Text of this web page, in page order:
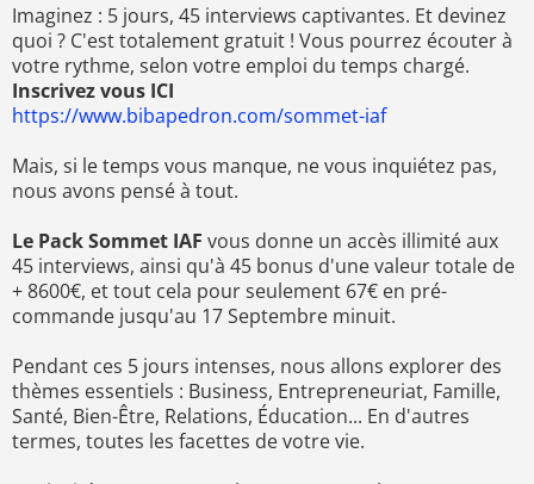
Imaginez : 5 jours, 45 interviews captivantes. Et devinez
quoi ? C'est totalement gratuit ! Vous pourrez écouter à
votre rythme, selon votre emploi du temps chargé.
Inscrivez vous ICI
https://www.bibapedron.com/sommet-iaf
Mais, si le temps vous manque, ne vous inquiétez pas,
nous avons pensé à tout.
Le Pack Sommet IAF vous donne un accès illimité aux
45 interviews, ainsi qu'à 45 bonus d'une valeur totale de
+ 8600€, et tout cela pour seulement 67€ en pré-
commande jusqu'au 17 Septembre minuit.
Pendant ces 5 jours intenses, nous allons explorer des
thèmes essentiels : Business, Entrepreneuriat, Famille,
Santé, Bien-Être, Relations, Éducation... En d'autres
termes, toutes les facettes de votre vie.